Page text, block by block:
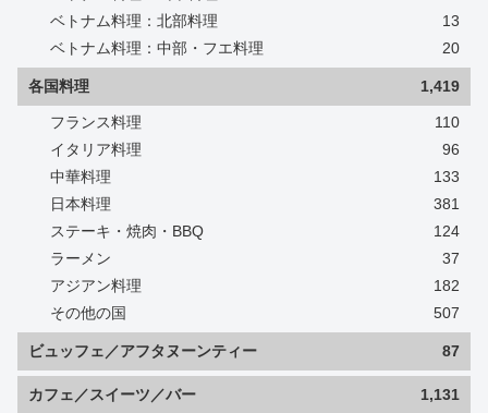
ベトナム料理：北部料理
13
ベトナム料理：中部・フエ料理
20
各国料理 1,419
フランス料理
110
イタリア料理
96
中華料理
133
日本料理
381
ステーキ・焼肉・BBQ
124
ラーメン
37
アジアン料理
182
その他の国
507
ビュッフェ／アフタヌーンティー 87
カフェ／スイーツ／バー 1,131